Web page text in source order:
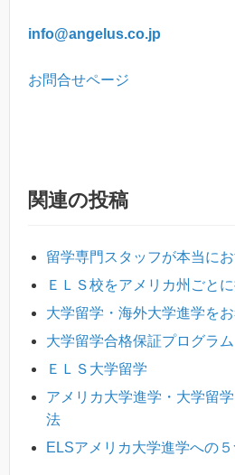
info@angelus.co.jp
お問合せページ
関連の投稿
留学専門スタッフが本当に
ＥＬＳ校をアメリカ州ごと
大学留学・海外大学進学を
大学留学合格保証プログラム
ＥＬＳ大学留学
アメリカ大学進学・大学留
法
ELSアメリカ大学進学への